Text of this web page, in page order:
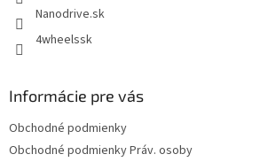
Nanodrive.sk
4wheelssk
Informácie pre vás
Obchodné podmienky
Obchodné podmienky Práv. osoby